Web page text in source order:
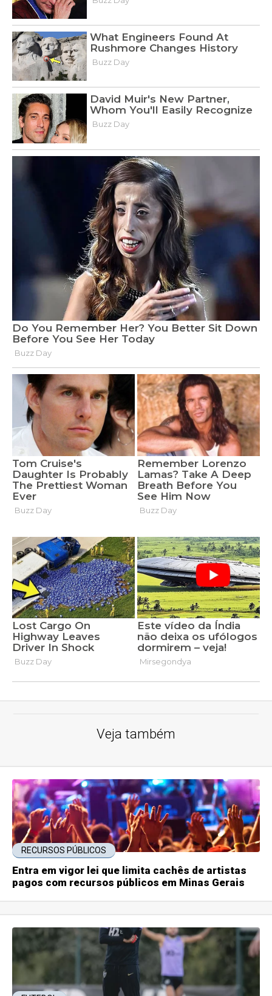
Veja também
RECURSOS PÚBLICOS
Entra em vigor lei que limita cachês de artistas
pagos com recursos públicos em Minas Gerais